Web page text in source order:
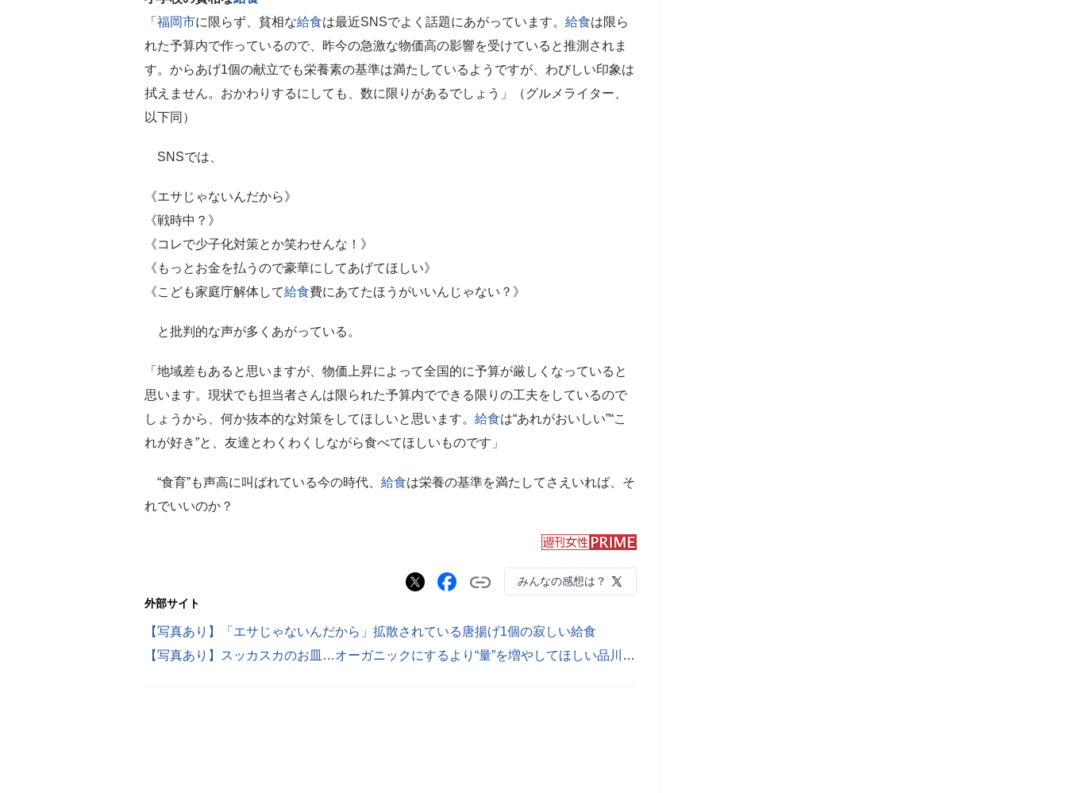
「 福岡市に限らず、貧相な給食は最近SNSでよく話題にあがっています。 給食は限ら
れた予算内で作っているので、昨今の急激な物価高の影響を受けていると推測されま
す。からあげ1個の献立でも栄養素の基準は満たしているようですが、わびしい印象は
拭えません。おかわりするにしても、数に限りがあるでしょう」（グルメライター、
以下同）
SNSでは、
《エサじゃないんだから》
《戦時中？》
《コレで少子化対策とか笑わせんな！》
《もっとお金を払うので豪華にしてあげてほしい》
《こども家庭庁解体して給食費にあてたほうがいいんじゃない？》
と批判的な声が多くあがっている。
「地域差もあると思いますが、物価上昇によって全国的に予算が厳しくなっていると
思います。現状でも担当者さんは限られた予算内でできる限りの工夫をしているので
しょうから、何か抜本的な対策をしてほしいと思います。 給食は“あれがおいしい”“こ
れが好き”と、友達とわくわくしながら食べてほしいものです」
“食育”も声高に叫ばれている今の時代、 給食は栄養の基準を満たしてさえいれば、そ
れでいいのか？
みんなの感想は？
外部サイト
【写真あり】「エサじゃないんだから」拡散されている唐揚げ1個の寂しい給食
【写真あり】スッカスカのお皿…オーガニックにするより“量”を増やしてほしい品川区の給食